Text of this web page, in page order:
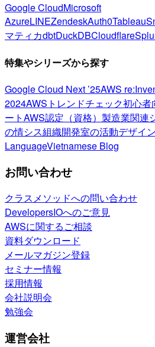
Google CloudMicrosoft
AzureLINEZendeskAuth0Tableau
マティカdbtDuckDBCloudflare
特集やシリーズから探す
Google Cloud Next ’25AWS
2024AWSトレンドチェック初心者
ートAWS認定（資格） 製造業関連
の情シス組織開発室の活動デザイン
LanguageVietnamese Blog
お問い合わせ
クラスメソッドへの問い合わせ
DevelopersIOへのご意見
AWSに関するご相談
資料ダウンロード
メールマガジン登録
セミナー情報
採用情報
会社説明会
勉強会
運営会社